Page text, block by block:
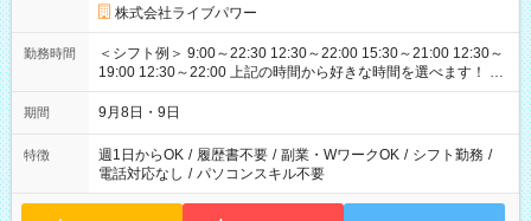
株式会社ライブパワー
勤務時間
＜シフト例＞ 9:00～22:30 12:30～22:00 15:30～21:00 12:30～
19:00 12:30～22:00 上記の時間から好きな時間を選べます！ ※
時間は変更となる可能性があります
期間 9月8日・9日
特徴 週1日からOK / 履歴書不要 / 副業・WワークOK / シフト勤務 /
電話対応なし / パソコンスキル不要